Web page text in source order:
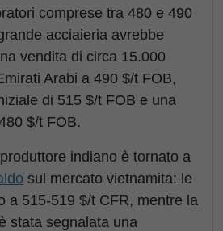
comprese tra 480 e 490
acciaieria avrebbe
vendita di circa 15.000
Arabi a 490 $/t FOB,
di 515 $/t FOB e una
$/t FOB.
indiano è tornato a
sul mercato vietnamita: le
a 515-519 $/t CFR, mentre la
stata segnalata una